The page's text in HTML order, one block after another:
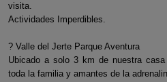
visita.
Actividades Imperdibles.
? Valle del Jerte Parque Aventura
Ubicado a solo 3 km de nuestra
toda la familia y amantes de la